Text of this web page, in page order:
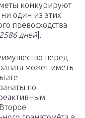
конкурируют
один из этих
превосходства
дней].
перед
может иметь
по